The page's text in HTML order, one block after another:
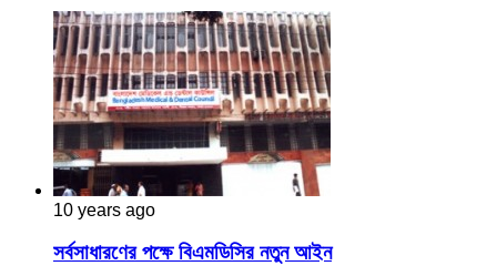
10 years ago
সর্বসাধারণের পক্ষে বিএমডিসির নতুন আইন